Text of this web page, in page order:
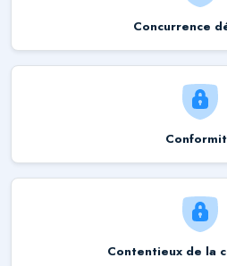
Concurrence
Contentieux de la